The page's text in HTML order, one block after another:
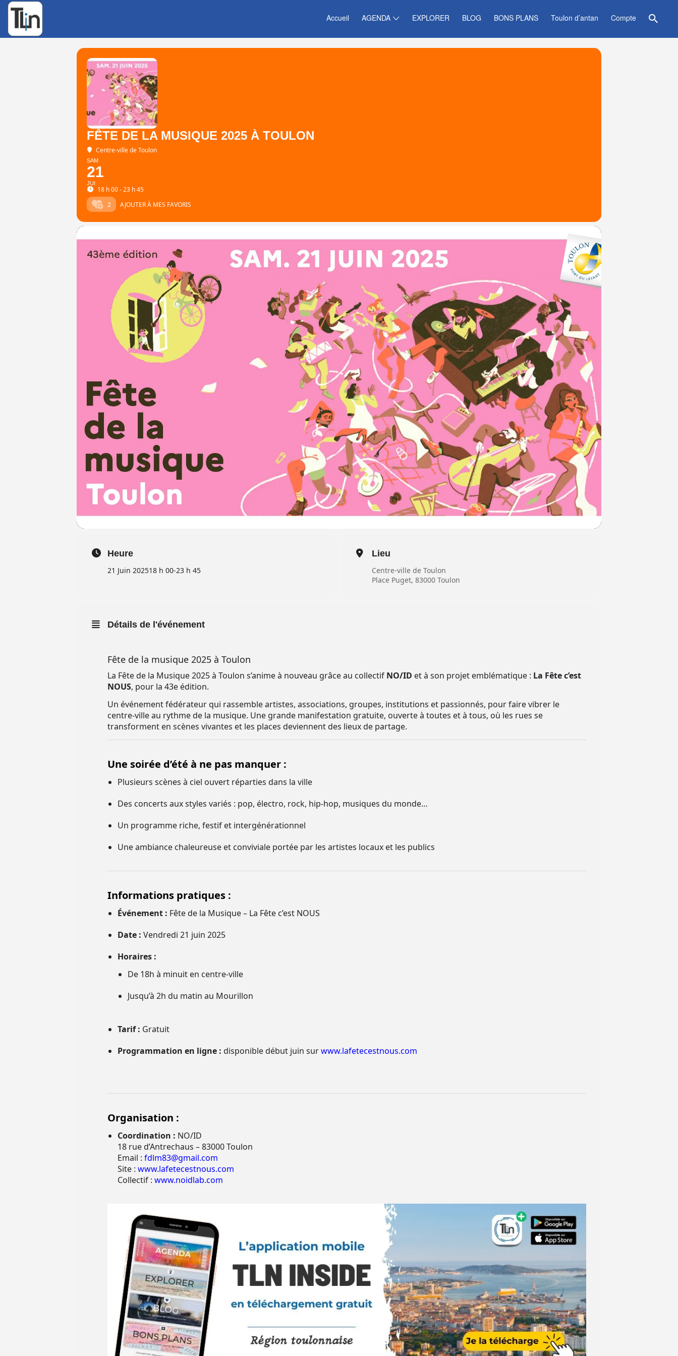
Accueil AGENDA EXPLORER BLOG BONS PLANS Toulon d’antan Compte
Rechercher
FÊTE DE LA MUSIQUE 2025 À TOULON
Centre-ville de Toulon
SAM
21
JUI
18 h 00 - 23 h 45
2
AJOUTER À MES FAVORIS
Heure
21 Juin 202518 h 00-23 h 45
Lieu
Centre-ville de Toulon
Place Puget, 83000 Toulon
Détails de l'événement
Fête de la musique 2025 à Toulon
La Fête de la Musique 2025 à Toulon s’anime à nouveau grâce au collectif NO/ID et à son projet emblématique : La Fête c’est
NOUS, pour la 43e édition.
Un événement fédérateur qui rassemble artistes, associations, groupes, institutions et passionnés, pour faire vibrer le
centre-ville au rythme de la musique. Une grande manifestation gratuite, ouverte à toutes et à tous, où les rues se
transforment en scènes vivantes et les places deviennent des lieux de partage.
Une soirée d’été à ne pas manquer :
Plusieurs scènes à ciel ouvert réparties dans la ville
Des concerts aux styles variés : pop, électro, rock, hip-hop, musiques du monde…
Un programme riche, festif et intergénérationnel
Une ambiance chaleureuse et conviviale portée par les artistes locaux et les publics
Informations pratiques :
Événement : Fête de la Musique – La Fête c’est NOUS
Date : Vendredi 21 juin 2025
Horaires :
De 18h à minuit en centre-ville
Jusqu’à 2h du matin au Mourillon
Tarif : Gratuit
Programmation en ligne : disponible début juin surwww.lafetecestnous.com
Organisation :
Coordination : NO/ID
18 rue d’Antrechaus – 83000 Toulon
Email : fdlm83@gmail.com
Site : www.lafetecestnous.com
Collectif : www.noidlab.com